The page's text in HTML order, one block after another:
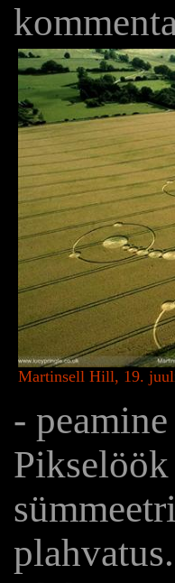
Martinsell Hill, 19.
-